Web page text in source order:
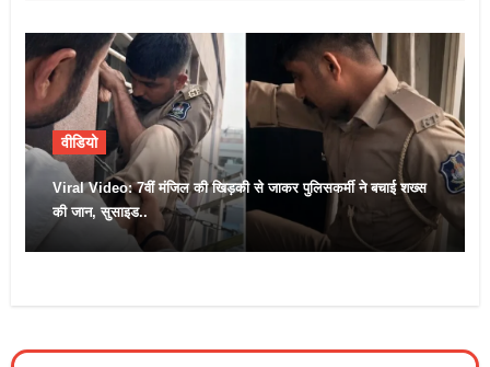
वीडियो
Viral Video: 7वीं मंजिल की खिड़की से जाकर पुलिसकर्मी ने बचाई शख्स
की जान, सुसाइड..